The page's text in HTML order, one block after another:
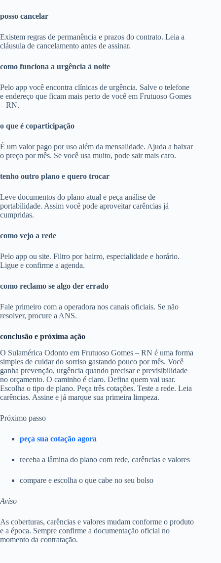
posso cancelar
Existem regras de permanência e prazos do contrato. Leia a
cláusula de cancelamento antes de assinar.
como funciona a urgência à noite
Pelo app você encontra clínicas de urgência. Salve o telefone
e endereço que ficam mais perto de você em Frutuoso Gomes
– RN.
o que é coparticipação
É um valor pago por uso além da mensalidade. Ajuda a baixar
o preço por mês. Se você usa muito, pode sair mais caro.
tenho outro plano e quero trocar
Leve documentos do plano atual e peça análise de
portabilidade. Assim você pode aproveitar carências já
cumpridas.
como vejo a rede
Pelo app ou site. Filtro por bairro, especialidade e horário.
Ligue e confirme a agenda.
como reclamo se algo der errado
Fale primeiro com a operadora nos canais oficiais. Se não
resolver, procure a ANS.
conclusão e próxima ação
O Sulamérica Odonto em Frutuoso Gomes – RN é uma forma
simples de cuidar do sorriso gastando pouco por mês. Você
ganha prevenção, urgência quando precisar e previsibilidade
no orçamento. O caminho é claro. Defina quem vai usar.
Escolha o tipo de plano. Peça três cotações. Teste a rede. Leia
carências. Assine e já marque sua primeira limpeza.
Próximo passo
peça sua cotação agora
receba a lâmina do plano com rede, carências e valores
compare e escolha o que cabe no seu bolso
Aviso
As coberturas, carências e valores mudam conforme o produto
e a época. Sempre confirme a documentação oficial no
momento da contratação.